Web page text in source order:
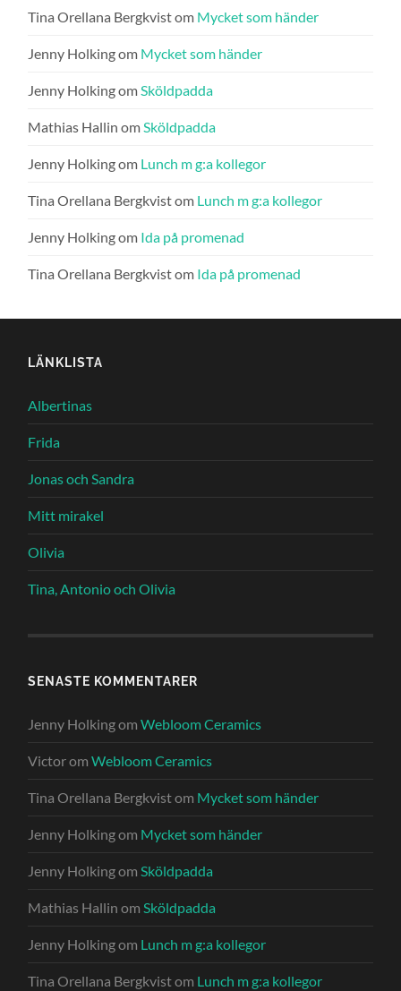
Tina Orellana Bergkvistom Mycket som händer
Jenny Holkingom Mycket som händer
Jenny HolkingomSköldpadda
Mathias Hallin omSköldpadda
Jenny Holkingom Lunch m g:a kollegor
Tina Orellana Bergkvistom Lunch m g:a kollegor
Jenny Holkingom Ida på promenad
Tina Orellana Bergkvistom Ida på promenad
LÄNKLISTA
Albertinas
Frida
Jonas och Sandra
Mitt mirakel
Olivia
Tina, Antonio och Olivia
SENASTE KOMMENTARER
Jenny HolkingomWebloom Ceramics
VictoromWebloom Ceramics
Tina Orellana Bergkvistom Mycket som händer
Jenny Holkingom Mycket som händer
Jenny HolkingomSköldpadda
Mathias Hallin omSköldpadda
Jenny Holkingom Lunch m g:a kollegor
Tina Orellana Bergkvistom Lunch m g:a kollegor